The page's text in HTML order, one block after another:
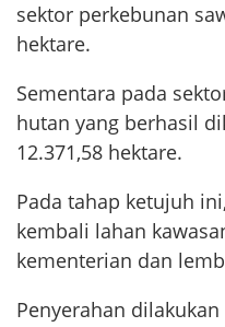
sektor perkebunan
hektare.
Sementara pada
hutan yang berhasil
12.371,58 hektare.
Pada tahap ketujuh
kembali lahan
kementerian dan
Penyerahan